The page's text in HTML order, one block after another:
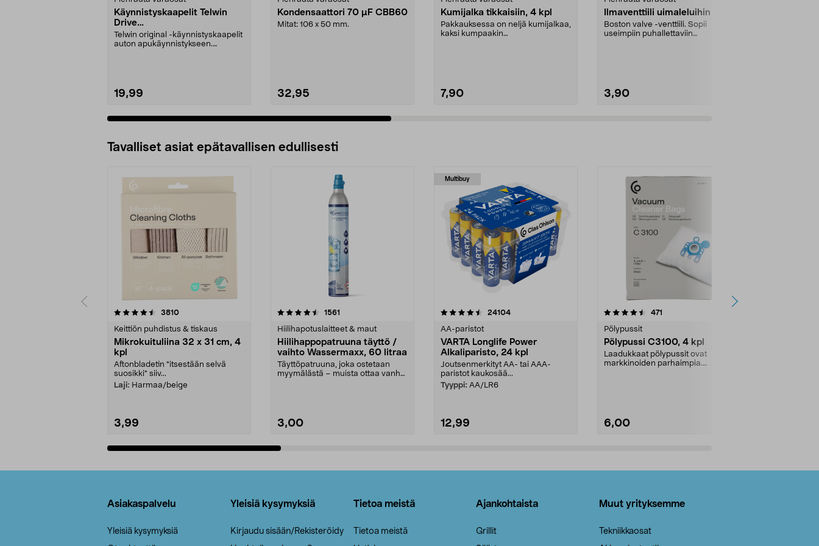
Käynnistyskaapelit Telwin
Drive
Mini/9000/13000/1250/150
0/1750, EC5
Telwin original -käynnistyskaapelit
auton apukäynnistykseen.
19,99
Kondensaattori 70 µF CBB60
Mitat: 106 x 50 mm.
32,95
Kumijalka tikkaisiin, 4 kpl
Pakkauksessa on neljä kumijalkaa,
kaksi kumpaakin
7,90
Ilmaventtiili uimaleluihin
Boston valve -venttiili. Sopii
useimpiin puhallettaviin
3,90
Tavalliset asiat epätavallisen edullisesti
3810arvostelut
Keittiön puhdistus & tiskaus
Mikrokuituliina 32 x 31 cm, 4
kpl
Aftonbladetin "itsestään selvä
suosikki" siiv...
Laji: Harmaa/beige
3,99
4.5viidestä
1561
Hiilihapotuslaitteet & maut
Hiilihappopatruuna täyttö /
vaihto Wassermaxx, 60 litraa
Täyttöpatruuna, joka ostetaan
myymälästä – muista ottaa vanha
3,00
Multibuy
4.5viidestä
24104arvostelut
AA-paristot
VARTA Longlife Power
Alkaliparisto, 24 kpl
Joutsenmerkityt AA- tai AAA-
paristot kaukosää...
Tyyppi: AA/LR6
12,99
4.5viidestä
471
Pölypussit
Pölypussi C3100, 4 kpl
Laadukkaat pölypussit ovat
markkinoiden parhaimpia.
6,00
4.5viidestä
Asiakaspalvelu
Yleisiä kysymyksiä
Yleisiä kysymyksiä
Kirjaudu sisään/Rekisteröidy
Tietoa meistä
Tietoa meistä
Ajankohtaista
Grillit
Muut yrityksemme
Tekniikkaosat